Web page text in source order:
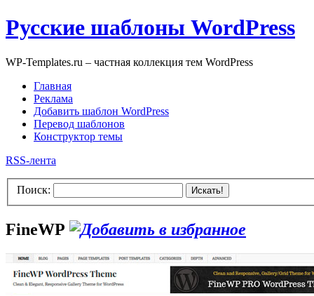
Русские шаблоны WordPress
WP-Templates.ru – частная коллекция тем WordPress
Главная
Реклама
Добавить шаблон WordPress
Перевод шаблонов
Конструктор темы
RSS-лента
Поиск: Искать!
FineWP